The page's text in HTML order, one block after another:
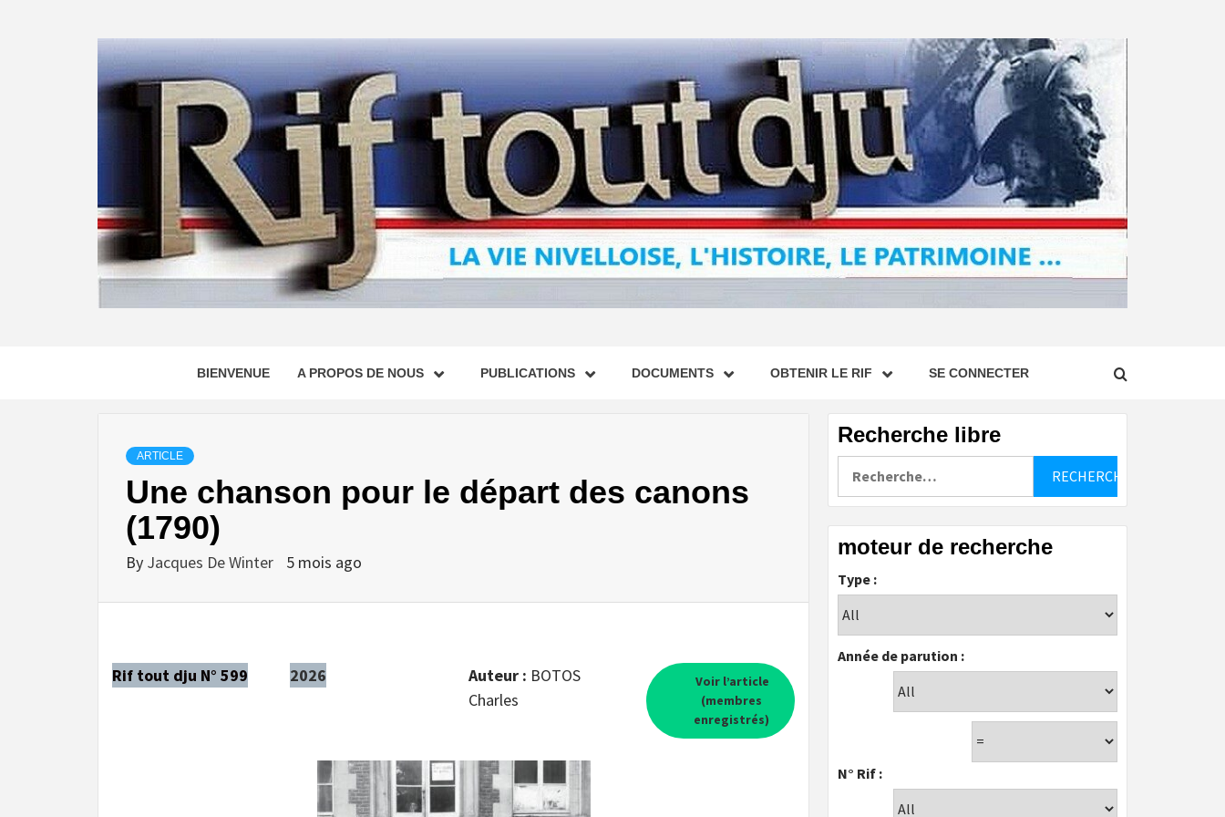
BIENVENUE A PROPOS DE NOUS PUBLICATIONS DOCUMENTS OBTENIR LE RIF SE CONNECTER
ARTICLE
Une chanson pour le départ des canons
(1790)
By Jacques De Winter 5 mois ago
Rif tout dju N° 599 2026 Auteur : BOTOS
Charles
Voir l’article
(membres
enregistrés)
Recherche libre
moteur de recherche
Type :
Année de parution :
N° Rif :